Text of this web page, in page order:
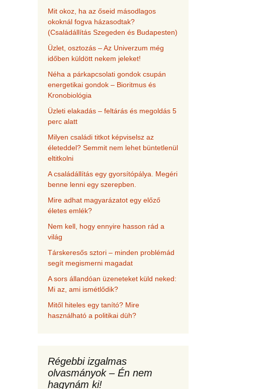
Mit okoz, ha az őseid másodlagos
okoknál fogva házasodtak?
(Családállítás Szegeden és Budapesten)
Üzlet, osztozás – Az Univerzum még
időben küldött nekem jeleket!
Néha a párkapcsolati gondok csupán
energetikai gondok – Bioritmus és
Kronobiológia
Üzleti elakadás – feltárás és megoldás 5
perc alatt
Milyen családi titkot képviselsz az
életeddel? Semmit nem lehet büntetlenül
eltitkolni
A családállítás egy gyorsítópálya. Megéri
benne lenni egy szerepben.
Mire adhat magyarázatot egy előző
életes emlék?
Nem kell, hogy ennyire hasson rád a
világ
Társkeresős sztori – minden problémád
segít megismerni magadat
A sors állandóan üzeneteket küld neked:
Mi az, ami ismétlődik?
Mitől hiteles egy tanító? Mire
használható a politikai düh?
Régebbi izgalmas
olvasmányok – Én nem
hagynám ki!